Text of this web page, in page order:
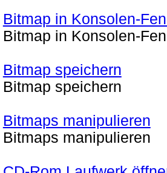
Bitmap in Konsolen-
Bitmap in Konsolen-
Bitmap speichern
Bitmap speichern
Bitmaps manipulieren
Bitmaps manipulieren